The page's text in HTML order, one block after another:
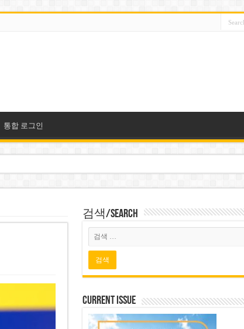
통합 로그인
검색/Search
Current Issue